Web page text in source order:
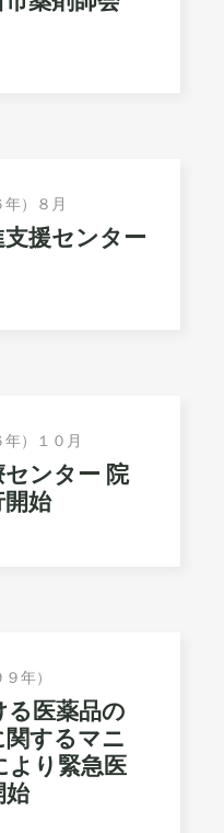
）８月
支援センター
）１０月
ンター 院
開始
年）
る医薬品の
関するマニ
より緊急医
始